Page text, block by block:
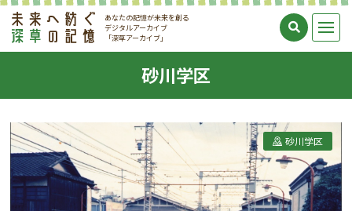
あなたの記憶が未来を創る
デジタルアーカイブ
「深草アーカイブ」
砂川学区
砂川学区